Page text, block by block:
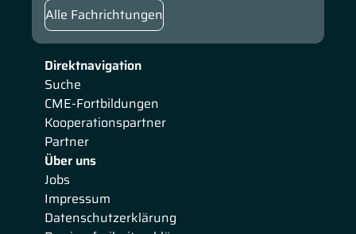
Direktnavigation
Suche
CME-Fortbildungen
Kooperationspartner
Partner
Über uns
Jobs
Impressum
Datenschutzerklärung
Alle Fachrichtungen